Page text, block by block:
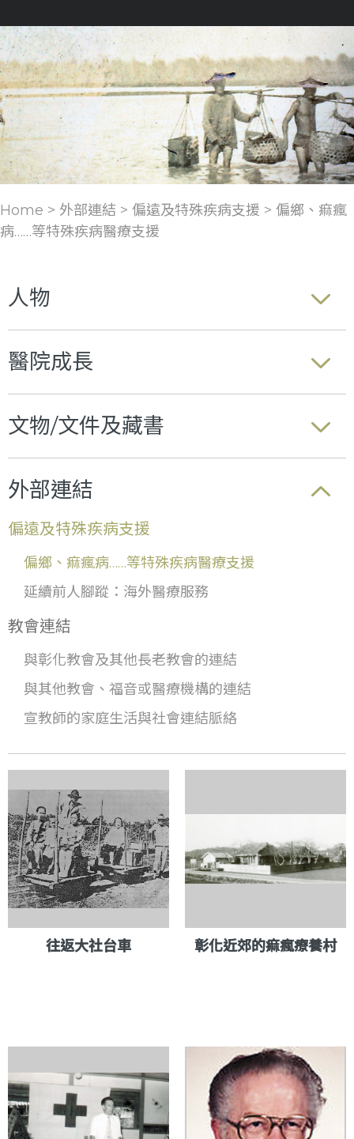
Home > 外部連結 > 偏遠及特殊疾病支援 > 偏鄉、痲瘋
病……等特殊疾病醫療支援
人物
醫院成長
文物/文件及藏書
外部連結
偏遠及特殊疾病支援
偏鄉、痲瘋病……等特殊疾病醫療支援
延續前人腳蹤：海外醫療服務
教會連結
與彰化教會及其他長老教會的連結
與其他教會、福音或醫療機構的連結
宣教師的家庭生活與社會連結脈絡
往返大社台車 彰化近郊的痲瘋療養村